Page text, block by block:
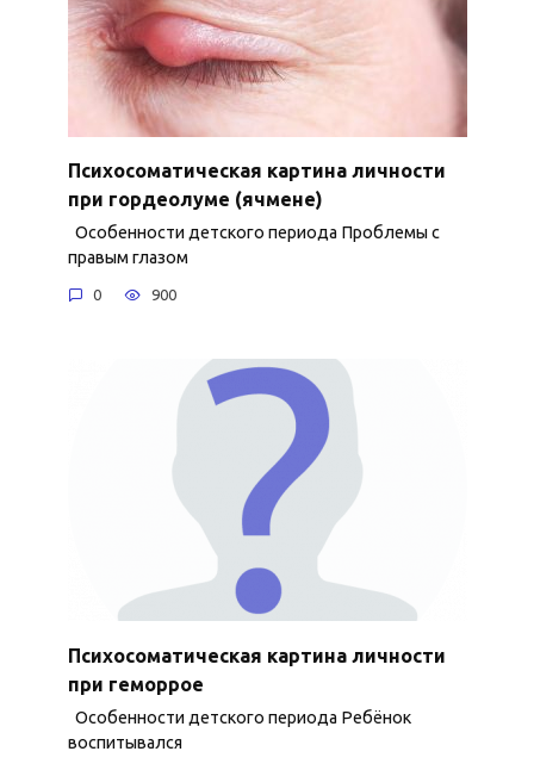
Психосоматическая картина личности
при гордеолуме (ячмене)
Особенности детского периода Проблемы с
правым глазом
0 900
Психосоматическая картина личности
при геморрое
Особенности детского периода Ребёнок
воспитывался